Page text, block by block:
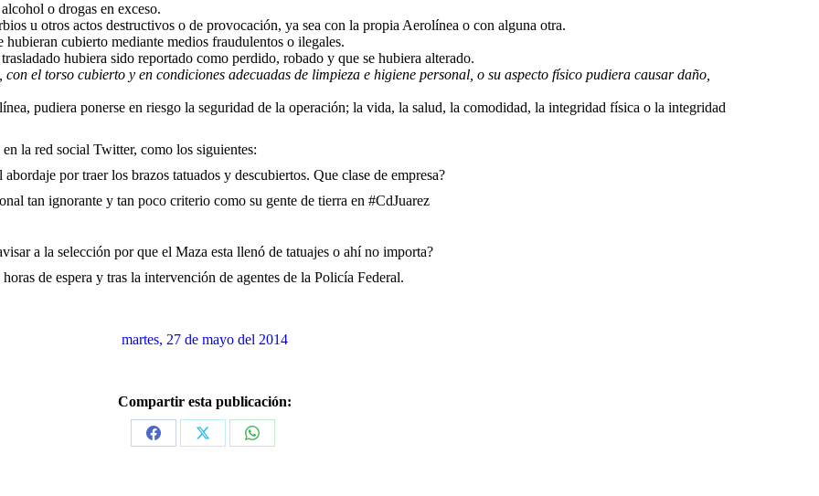
o drogas en exceso.
u otros actos destructivos o de provocación, ya sea con la propia Aerolínea o con alguna otra.
cubierto mediante medios fraudulentos o ilegales.
hubiera sido reportado como perdido, robado y que se hubiera alterado.
el torso cubierto y en condiciones adecuadas de limpieza e higiene personal, o su aspecto físico pudiera causar daño,
pudiera ponerse en riesgo la seguridad de la operación; la vida, la salud, la comodidad, la integridad física o la integridad
la red social Twitter, como los siguientes:
por traer los brazos tatuados y descubiertos. Que clase de empresa?
tan ignorante y tan poco criterio como su gente de tierra en #CdJuarez
a la selección por que el Maza esta llenó de tatuajes o ahí no importa?
de espera y tras la intervención de agentes de la Policía Federal.
martes, 27 de mayo del 2014
Compartir esta publicación:
Share
Share
Share